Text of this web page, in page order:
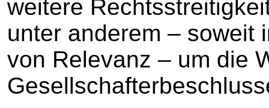
weitere
unter anderem – soweit
von Relevanz – um die